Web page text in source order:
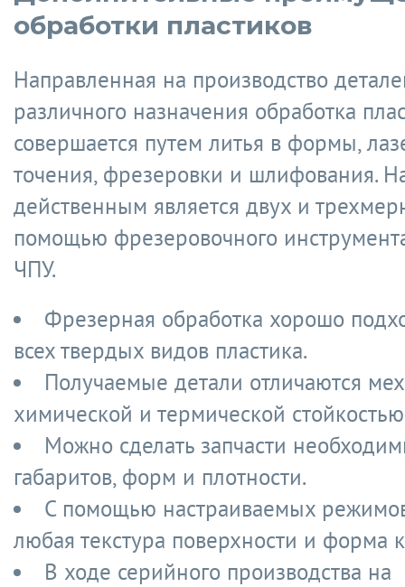
обработки пластиков
Направленная на производство
различного назначения обработка
совершается путем литья в формы,
точения, фрезеровки и шлифования.
действенным является двух и
помощью фрезеровочного
ЧПУ.
Фрезерная обработка хорошо
всех твердых видов пластика.
Получаемые детали отличаются
химической и термической
Можно сделать запчасти
габаритов, форм и плотности.
С помощью настраиваемых
любая текстура поверхности и форма
В ходе серийного производства на